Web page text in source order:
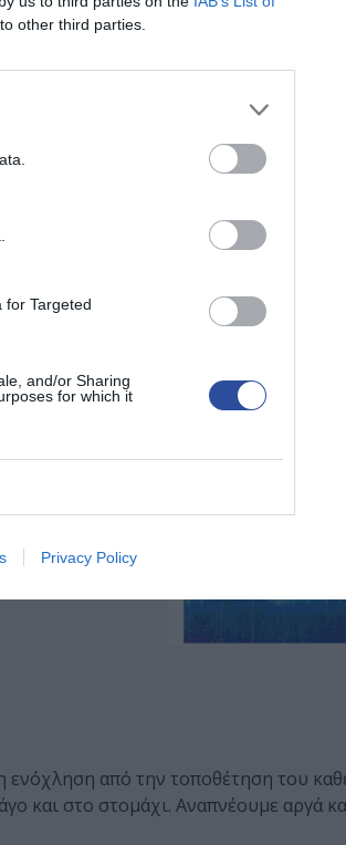
other third parties.
for Targeted
and/or Sharing
for which it
Privacy Policy
Συνήθως είναι πολύ καλά ανεκτή.
για 2-3 μέρες πριν την εξέταση.
μας. Τη μέρα της εξέτασης μένουμε
ενόχληση από την τοποθέτηση του
και στο στομάχι. Αναπνέουμε αργά